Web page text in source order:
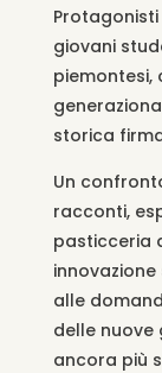
giovani
piemontesi,
storica
Un
racconti,
pasticceria
alle
delle nuove
ancora più